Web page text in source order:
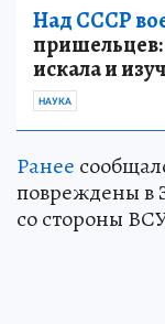
Над СССР
пришельцев:
искала и
НАУКА
Ранее
повреждены в
со стороны